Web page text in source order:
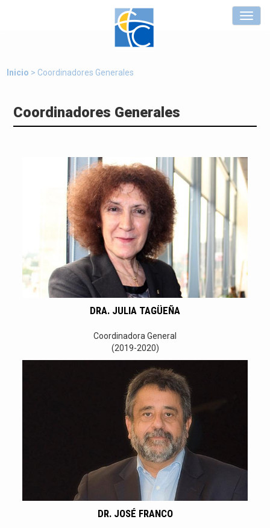
Inicio > Coordinadores Generales
Coordinadores Generales
DRA. JULIA TAGÜEÑA
Coordinadora General
(2019-2020)
DR. JOSÉ FRANCO